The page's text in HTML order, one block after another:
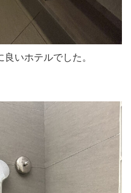
いホテルでした。